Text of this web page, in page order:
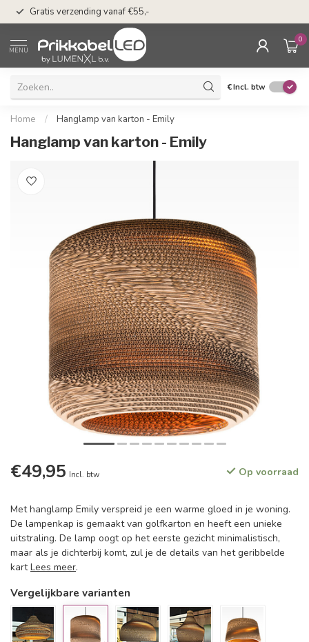
Gratis verzending vanaf €55,-
MENU
0
€Incl. btw
Home / Hanglamp van karton - Emily
Hanglamp van karton - Emily
€49,95 Incl. btw Op voorraad
Met hanglamp Emily verspreid je een warme gloed in je woning.
De lampenkap is gemaakt van golfkarton en heeft een unieke
uitstraling. De lamp oogt op het eerste gezicht minimalistisch,
maar als je dichterbij komt, zul je de details van het geribbelde
kartLees meer.
Vergelijkbare varianten